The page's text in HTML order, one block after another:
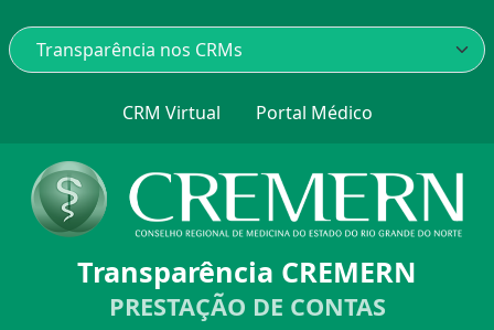
CRM Virtual Portal Médico
Transparência CREMERN
PRESTAÇÃO DE CONTAS